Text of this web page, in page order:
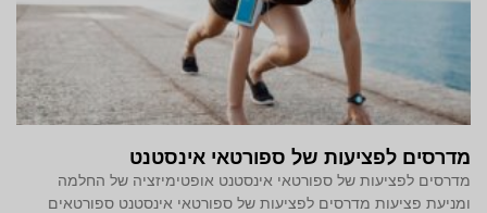
מדרסים לפציעות של ספורטאי אינסטנט
מדרסים לפציעות של ספורטאי אינסטנט אופטימיזציה של החלמה
ומניעת פציעות מדרסים לפציעות של ספורטאי אינסטנט ספורטאים